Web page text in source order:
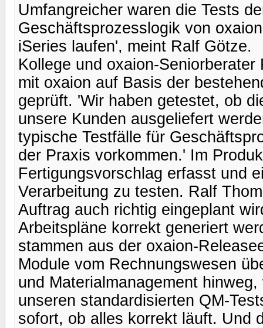
Umfangreicher waren die Tests
Geschäftsprozesslogik von
iSeries laufen', meint Ralf Götze.
Kollege und oxaion-
mit oxaion auf Basis der
geprüft. 'Wir haben getestet, ob
unsere Kunden ausgeliefert
typische Testfälle für
der Praxis vorkommen.' Im
Fertigungsvorschlag erfasst und
Verarbeitung zu testen. Ralf
Auftrag auch richtig eingeplant
Arbeitspläne korrekt generiert
stammen aus der oxaion-
Module vom Rechnungswesen
und Materialmanagement
unseren standardisierten QM-
sofort, ob alles korrekt läuft. Und